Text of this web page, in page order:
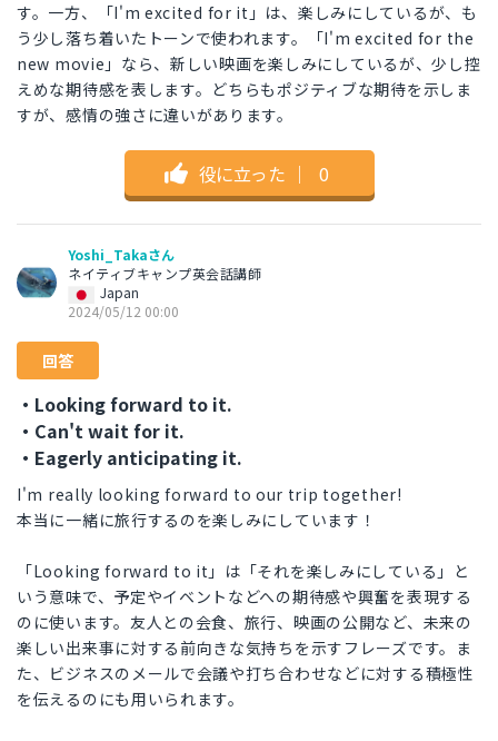
す。一方、「I'm excited for it」は、楽しみにしているが、も
う少し落ち着いたトーンで使われます。「I'm excited for the
new movie」なら、新しい映画を楽しみにしているが、少し控
えめな期待感を表します。どちらもポジティブな期待を示しま
すが、感情の強さに違いがあります。
役に立った ｜ 0
Yoshi_Takaさん
ネイティブキャンプ英会話講師
Japan
2024/05/12 00:00
回答
・Looking forward to it.
・Can't wait for it.
・Eagerly anticipating it.
I'm really looking forward to our trip together!
本当に一緒に旅行するのを楽しみにしています！
「Looking forward to it」は「それを楽しみにしている」と
いう意味で、予定やイベントなどへの期待感や興奮を表現する
のに使います。友人との会食、旅行、映画の公開など、未来の
楽しい出来事に対する前向きな気持ちを示すフレーズです。ま
た、ビジネスのメールで会議や打ち合わせなどに対する積極性
を伝えるのにも用いられます。